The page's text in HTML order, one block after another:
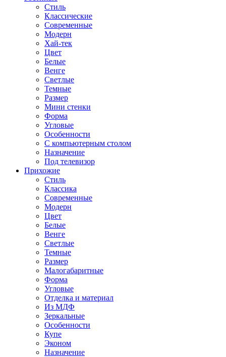
Стиль
Классические
Современные
Модерн
Хай-тек
Цвет
Белые
Венге
Светлые
Темные
Размер
Мини стенки
Форма
Угловые
Особенности
С компьютерным столом
Назначение
Под телевизор
Прихожие
Стиль
Классика
Современные
Модерн
Цвет
Белые
Венге
Светлые
Темные
Размер
Малогабаритные
Форма
Угловые
Отделка и материал
Из МДФ
Зеркальные
Особенности
Купе
Эконом
Назначение